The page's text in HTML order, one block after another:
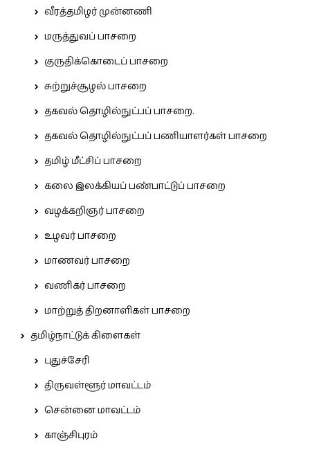
வீரத்தமிழர் முன்னணி
மருத்துவப் பாசறை
குருதிக்கொடைப் பாசறை
சுற்றுச்சூழல் பாசறை
தகவல் தொழில்நுட்பப் பாசறை.
தகவல் தொழில்நுட்பப் பணியாளர்கள் பாசறை
தமிழ் மீட்சிப் பாசறை
கலை இலக்கியப் பண்பாட்டுப் பாசறை
வழக்கறிஞர் பாசறை
உழவர் பாசறை
மாணவர் பாசறை
வணிகர் பாசறை
மாற்றுத் திறனாளிகள் பாசறை
தமிழ்நாட்டுக் கிளைகள்
புதுச்சேரி
திருவள்ளூர் மாவட்டம்
சென்னை மாவட்டம்
காஞ்சிபுரம்